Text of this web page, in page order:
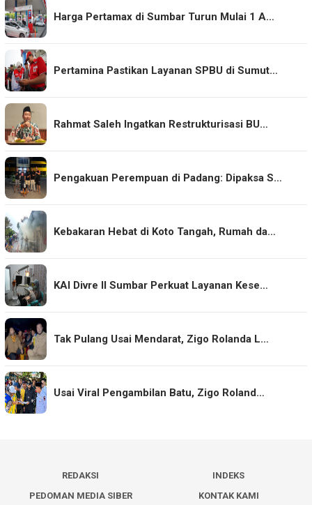
Harga Pertamax di Sumbar Turun Mulai 1 A…
Pertamina Pastikan Layanan SPBU di Sumut…
Rahmat Saleh Ingatkan Restrukturisasi BU…
Pengakuan Perempuan di Padang: Dipaksa S…
Kebakaran Hebat di Koto Tangah, Rumah da…
KAI Divre II Sumbar Perkuat Layanan Kese…
Tak Pulang Usai Mendarat, Zigo Rolanda L…
Usai Viral Pengambilan Batu, Zigo Roland…
REDAKSI
INDEKS
PEDOMAN MEDIA SIBER
KONTAK KAMI